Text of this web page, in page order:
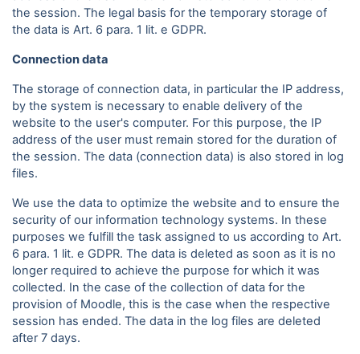
the session. The legal basis for the temporary storage of
the data is Art. 6 para. 1 lit. e GDPR.
Connection data
The storage of connection data, in particular the IP address,
by the system is necessary to enable delivery of the
website to the user's computer. For this purpose, the IP
address of the user must remain stored for the duration of
the session. The data (connection data) is also stored in log
files.
We use the data to optimize the website and to ensure the
security of our information technology systems. In these
purposes we fulfill the task assigned to us according to Art.
6 para. 1 lit. e GDPR. The data is deleted as soon as it is no
longer required to achieve the purpose for which it was
collected. In the case of the collection of data for the
provision of Moodle, this is the case when the respective
session has ended. The data in the log files are deleted
after 7 days.